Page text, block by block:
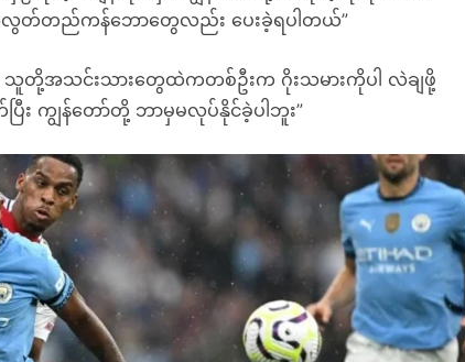
လွတ်တည်ကန်ဘောတွေလည်း ပေးခဲ့ရပါတယ်”
။ သူတို့အသင်းသားတွေထဲကတစ်ဦးက ဂိုးသမားကိုပါ လဲချဖို့
ြီး ကျွန်တော်တို့ ဘာမှမလုပ်နိုင်ခဲ့ပါဘူး”